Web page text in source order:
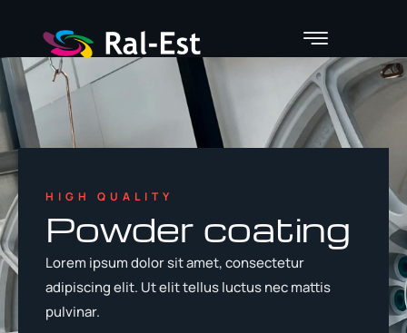
Service
HIGH QUALITY
Powder coating
Lorem ipsum dolor sit amet, consectetur
adipiscing elit. Ut elit tellus luctus nec mattis
pulvinar.